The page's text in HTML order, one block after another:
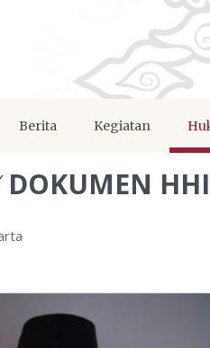
Berita Kegiatan
DOKUMEN HHI